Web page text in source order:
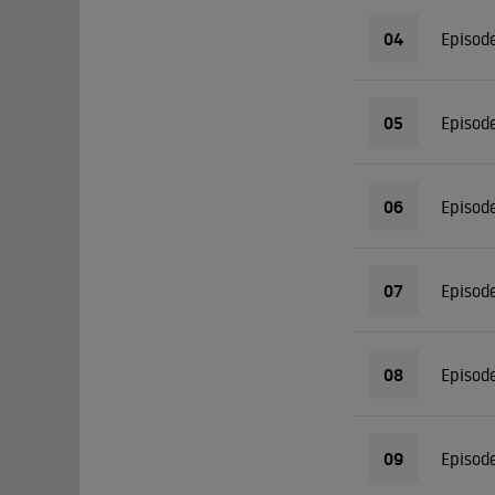
04
05
06
07
08
09